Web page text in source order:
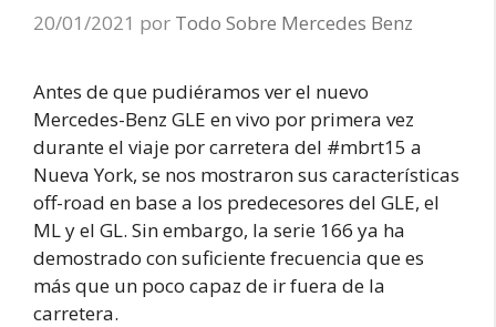
20/01/2021 por Todo Sobre Mercedes Benz
Antes de que pudiéramos ver el nuevo
Mercedes-Benz GLE en vivo por primera vez
durante el viaje por carretera del #mbrt15 a
Nueva York, se nos mostraron sus características
off-road en base a los predecesores del GLE, el
ML y el GL. Sin embargo, la serie 166 ya ha
demostrado con suficiente frecuencia que es
más que un poco capaz de ir fuera de la
carretera.